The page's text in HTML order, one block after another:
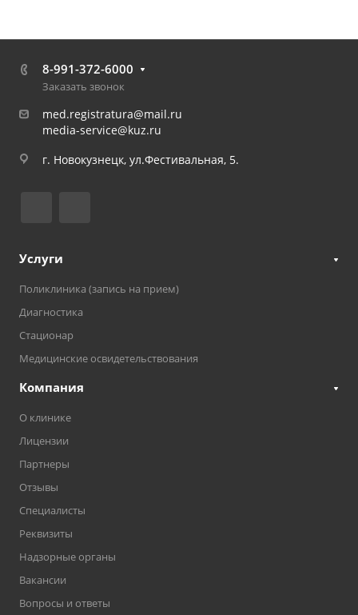
8-991-372-6000
Заказать звонок
med.registratura@mail.ru
media-service@kuz.ru
г. Новокузнецк, ул.Фестивальная, 5.
Услуги
Поликлиника (запись на прием)
Диагностика
Стационар
Медицинские освидетельствования
Компания
О клинике
Лицензии
Партнеры
Отзывы
Специалисты
Реквизиты
Надзорные органы
Вакансии
Вопросы и ответы